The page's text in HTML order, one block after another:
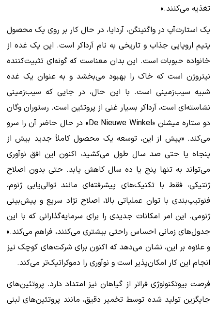
تغذیه می‌کنند.»
یک استارت‌آپ در واگنینگن، آردایا، در حال کار بر روی یک محصول
یتیم اروپایی جذاب و تاریخی به نام آرداکر است. این یک غده از
خانواده حبوبات است. این بدان معناست که گونه‌ای تثبیت‌کننده
نیتروژن است که خاک را بهبود می‌بخشد و به عنوان یک غده
شبیه سیب‌زمینی است. با این حال، در جایی که سیب‌زمینی
نشاسته‌ای است، آرداکر بسیار غنی از پروتئین است. رستوران وگان
دو ستاره میشلن «De Nieuwe Winkel» در حال حاضر آن را سرو
می‌کند. «پیش از این، توسعه یک محصول کاملاً جدید بیش از
پنجاه یا حتی صد سال طول می‌کشید، اکنون این افق نوآوری
می‌تواند به تنها پنج یا ده سال کاهش یابد. حتی بدون اصلاح
ژنتیکی، فقط با تکنیک‌های پیشرفته‌ای مانند توالی‌یابی ژنوم،
فنوتیپ‌بندی با توان عملیاتی بالا، اصلاح نژاد سریع و پیش‌بینی
ژنومی. این امر امکانات جدیدی را برای سرمایه‌گذارانی که با این
جدول‌های زمانی احساس راحتی بیشتری می‌کنند، فراهم می‌کند.»
و علاوه بر این، نشان می‌دهد که اکنون برای شرکت‌های کوچک نیز
انجام این کار امکان‌پذیر است و نوآوری را دموکراتیک‌تر می‌کند.
فرصت بیوتکنولوژی فراتر از گیاهان نیز امتداد دارد. پروتئین‌های
جایگزین تولید شده توسط تخمیر دقیق، مانند پروتئین‌های لبنی